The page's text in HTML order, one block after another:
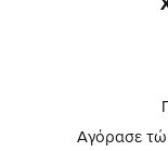
Αγόρασε